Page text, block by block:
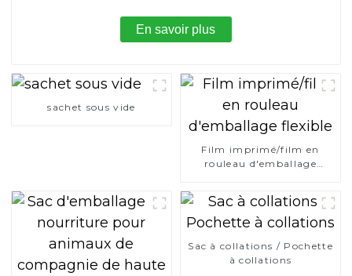
En savoir plus
sachet sous vide
Film imprimé/film en
rouleau d'emballage
Sac à collations / Pochette
à collations